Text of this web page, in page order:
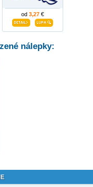
od 3,27 €
nálepky: